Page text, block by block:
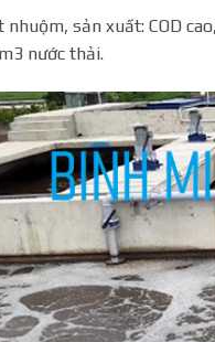
nhuộm, sản xuất: COD
nước thải.